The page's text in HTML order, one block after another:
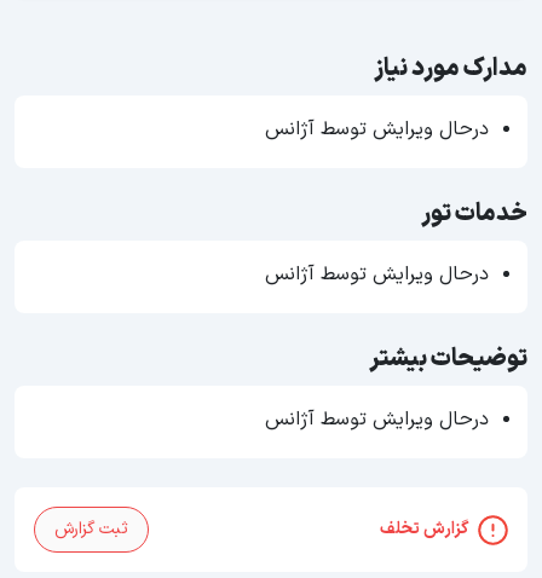
مدارک مورد نیاز
درحال ویرایش توسط آژانس
خدمات تور
درحال ویرایش توسط آژانس
توضیحات بیشتر
درحال ویرایش توسط آژانس
گزارش تخلف ثبت گزارش